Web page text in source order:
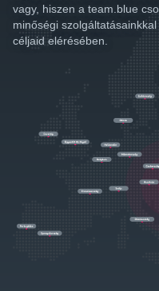
vagy, hiszen a team.blue
minőségi
céljaid elérésében.